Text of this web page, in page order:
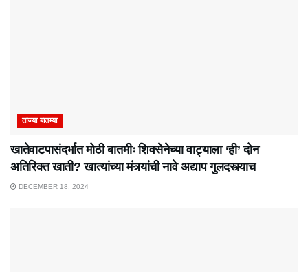
ताज्या बातम्या
खातेवाटपासंदर्भात मोठी बातमीः शिवसेनेच्या वाट्याला ‘ही’ दोन
अतिरिक्त खाती? खात्यांच्या मंत्र्यांची नावे अद्याप गुलदस्त्याच
DECEMBER 18, 2024